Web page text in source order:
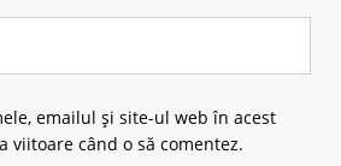
emailul și site-ul web în acest
viitoare când o să comentez.